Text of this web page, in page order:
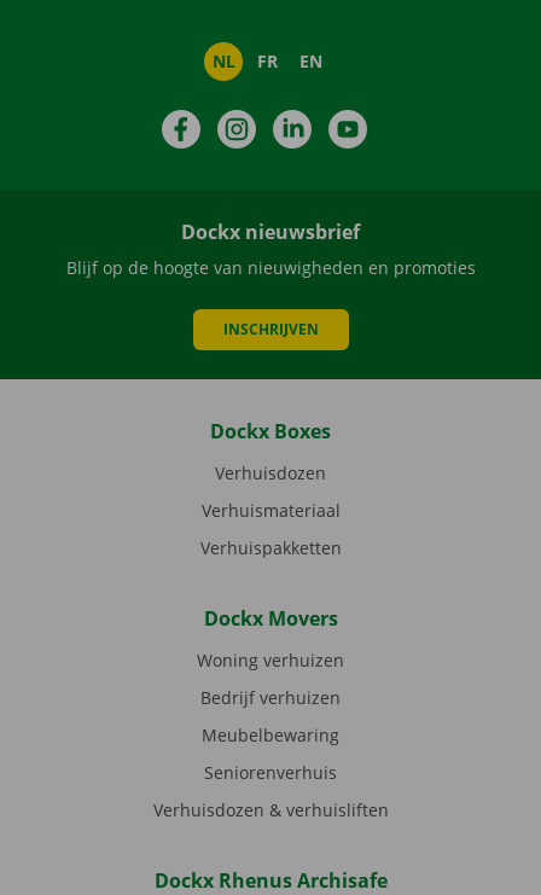
NL FR EN
FacebookInstagramLinkedIn
Dockx nieuwsbrief
Blijf op de hoogte van nieuwigheden en promoties
INSCHRIJVEN
Dockx Boxes
Verhuisdozen
Verhuismateriaal
Verhuispakketten
Dockx Movers
Woning verhuizen
Bedrijf verhuizen
Meubelbewaring
Seniorenverhuis
Verhuisdozen & verhuisliften
Dockx Rhenus Archisafe